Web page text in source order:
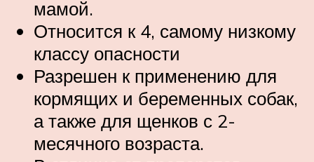
мамой.
Относится к 4, самому низкому
классу опасности
Разрешен к применению для
кормящих и беременных собак,
а также для щенков с 2-
месячного возраста.